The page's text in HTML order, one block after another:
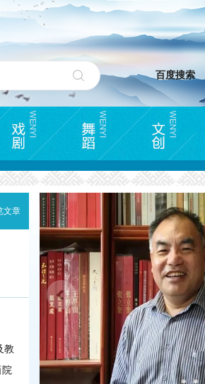
百度搜索
文章
教